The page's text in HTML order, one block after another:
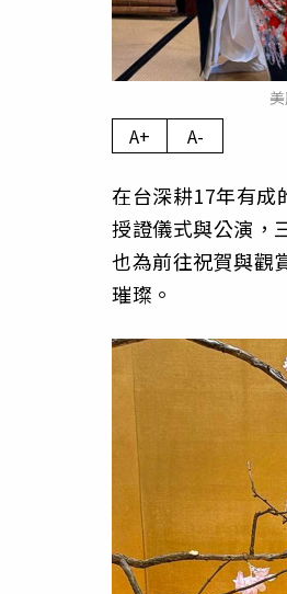
A+ A-
在台深耕17年有成
授證儀式與公演，
也為前往祝賀與觀
璀璨。